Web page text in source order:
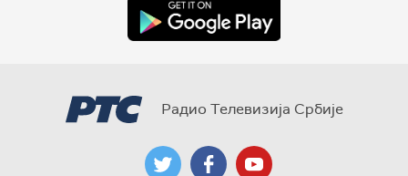
Радио Телевизија Србије